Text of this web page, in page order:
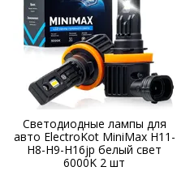
Светодиодные лампы для
авто ElectroKot MiniMax H11-
H8-H9-H16jp белый свет
6000K 2 шт